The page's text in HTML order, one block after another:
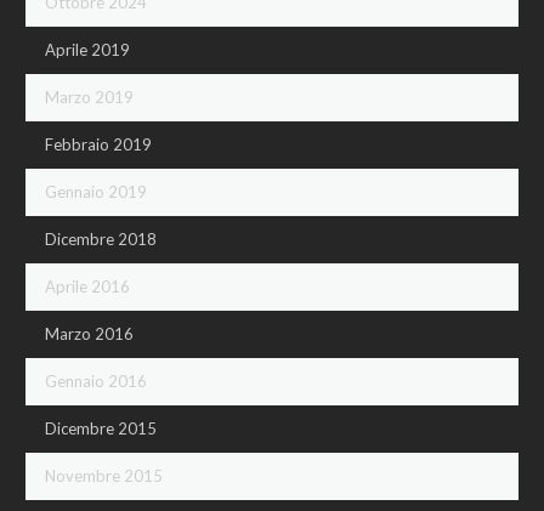
Aprile 2019
Marzo 2019
Febbraio 2019
Gennaio 2019
Dicembre 2018
Aprile 2016
Marzo 2016
Gennaio 2016
Dicembre 2015
Novembre 2015